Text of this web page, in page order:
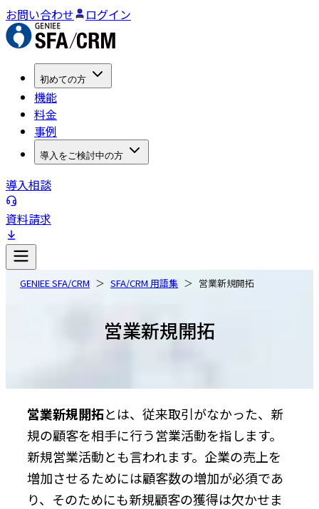
お問い合わせ ログイン
初めての方
機能
料金
事例
導入をご検討中の方
導入相談
資料請求
GENIEE SFA/CRM SFA/CRM 用語集 営業新規開拓
営業新規開拓
営業新規開拓とは、従来取引がなかった、新
規の顧客を相手に行う営業活動を指します。
新規営業活動とも言われます。企業の売上を
増加させるためには顧客数の増加が必須であ
り、そのためにも新規顧客の獲得は欠かせま